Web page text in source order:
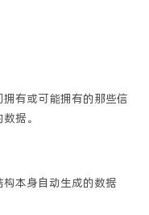
有或可能拥有的那些信
据。
本身自动生成的数据